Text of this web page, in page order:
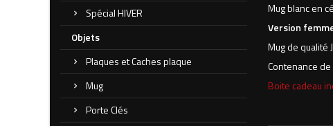
Spécial HIVER
Objets
Plaques et Caches plaque
Mug
Porte Clés
Mug blanc en
Version
Mug de qualité
Contenance
Boite cadeau